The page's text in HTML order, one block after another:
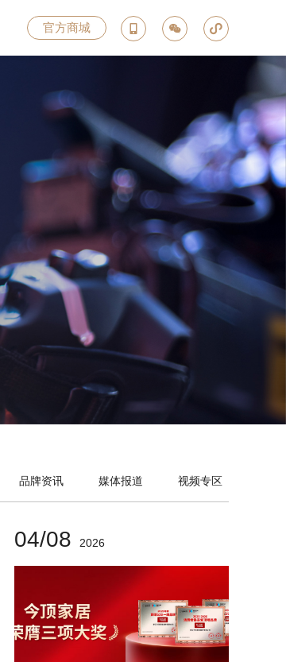



官方商城
所有产品 加盟共赢
合作伙伴
品牌资讯 媒体报道 视频专区
04/08 2026